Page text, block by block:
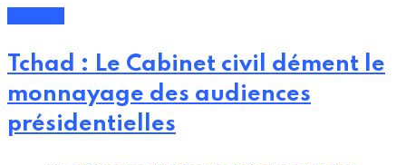
Tchad : Le Cabinet civil dément le
monnayage des audiences
présidentielles